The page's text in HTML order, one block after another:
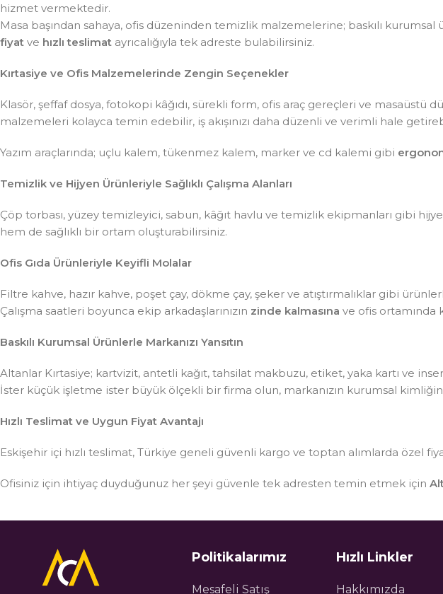
hizmet vermektedir.
Masa başından sahaya, ofis düzeninden temizlik malzemelerine; baskılı
fiyat ve hızlı teslimat ayrıcalığıyla tek adreste bulabilirsiniz.
Kırtasiye ve Ofis Malzemelerinde Zengin Seçenekler
Klasör, şeffaf dosya, fotokopi kâğıdı, sürekli form, ofis araç gereçleri ve
malzemeleri kolayca temin edebilir, iş akışınızı daha düzenli ve verimli hale
Yazım araçlarında; uçlu kalem, tükenmez kalem, marker ve cd kalemi gibi
Temizlik ve Hijyen Ürünleriyle Sağlıklı Çalışma Alanları
Çöp torbası, yüzey temizleyici, sabun, kâğıt havlu ve temizlik ekipmanları gibi
hem de sağlıklı bir ortam oluşturabilirsiniz.
Ofis Gıda Ürünleriyle Keyifli Molalar
Filtre kahve, hazır kahve, poşet çay, dökme çay, şeker ve atıştırmalıklar gibi
Çalışma saatleri boyunca ekip arkadaşlarınızın zinde kalmasına ve ofis ortamında
Baskılı Kurumsal Ürünlerle Markanızı Yansıtın
Altanlar Kırtasiye; kartvizit, antetli kağıt, tahsilat makbuzu, etiket, yaka kartı ve
İster küçük işletme ister büyük ölçekli bir firma olun, markanızın kurumsal
Hızlı Teslimat ve Uygun Fiyat Avantajı
Eskişehir içi hızlı teslimat, Türkiye geneli güvenli kargo ve toptan alımlarda özel
Ofisiniz için ihtiyaç duyduğunuz her şeyi güvenle tek adresten temin etmek için
Politikalarımız
Mesafeli Satış
Hızlı Linkler
Hakkımızda